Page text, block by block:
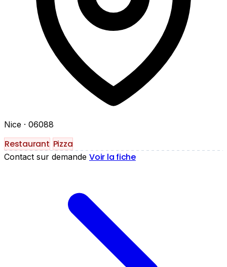
Nice · 06088
Restaurant Pizza
Contact sur demande Voir la fiche